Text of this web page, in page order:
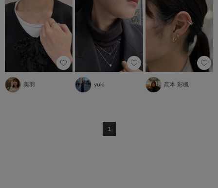
美羽 yuki 高本 彩楓
1